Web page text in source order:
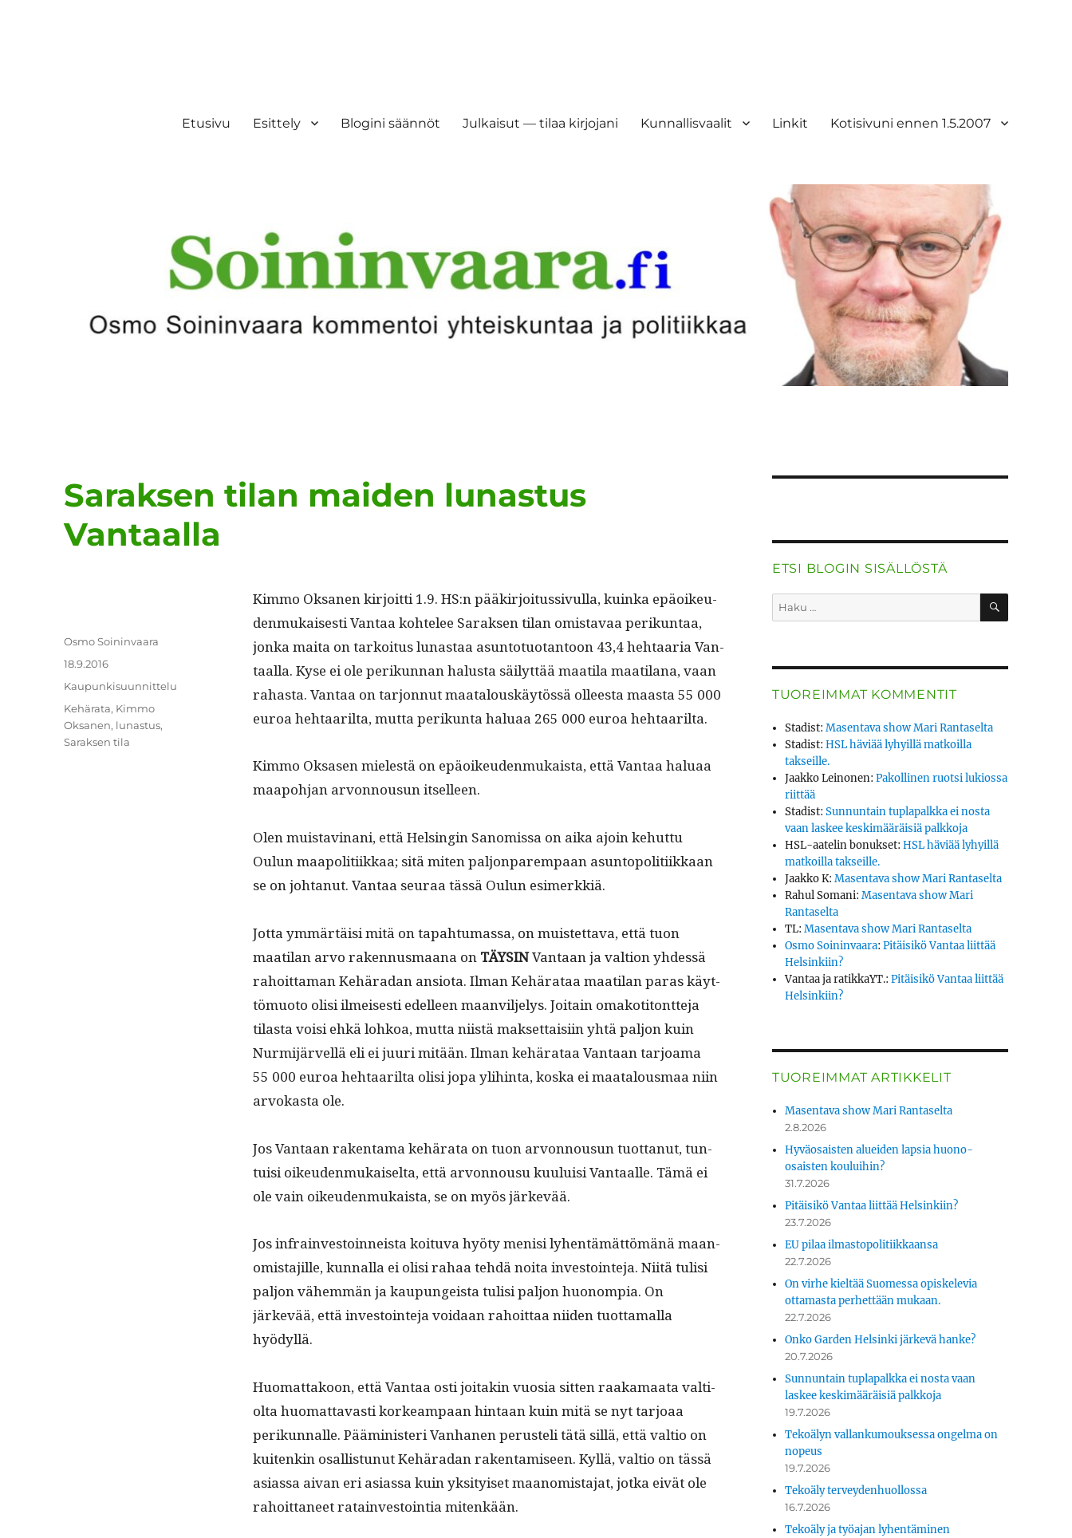
Etusivu Esittely Blogini säännöt Julkaisut — tilaa kirjojani Kunnallisvaalit Linkit Kotisivuni ennen 1.5.2007
Saraksen tilan maiden lunastus
Vantaalla
Kim­mo Oksa­nen kir­joit­ti 1.9. HS:n pääkir­joi­tus­sivul­la, kuin­ka epäoikeu­
den­mukaises­ti Van­taa kohtelee Sarak­sen tilan omis­tavaa perikun­taa,
jon­ka mai­ta on tarkoi­tus lunas­taa asun­to­tuotan­toon 43,4 hehtaaria Van­
taal­la. Kyse ei ole perikun­nan halus­ta säi­lyt­tää maati­la maati­lana, vaan
rahas­ta. Van­taa on tar­jon­nut maat­alouskäytössä olleesta maas­ta 55 000
euroa hehtaar­il­ta, mut­ta perikun­ta halu­aa 265 000 euroa hehtaarilta.
Kim­mo Oksasen mielestä on epäoikeu­den­mukaista, että Van­taa halu­aa
maapo­h­jan arvon­nousun itselleen.
Olen muis­tavinani, että Helsin­gin Sanomis­sa on aika ajoin kehut­tu
Oulun maapoli­ti­ikkaa; sitä miten paljon­parem­paan asun­topoli­ti­ikkaan
se on johtanut. Van­taa seu­raa tässä Oulun esimerkkiä.
Jot­ta ymmärtäisi mitä on tapah­tu­mas­sa, on muis­tet­ta­va, että tuon
maati­lan arvo raken­nus­maana on TÄYSINVan­taan ja val­tion yhdessä
rahoit­ta­man Kehäradan ansio­ta. Ilman Kehärataa maati­lan paras käyt­
tö­muo­to olisi ilmeis­es­ti edelleen maanvil­jelys. Joitain omakoti­tont­te­ja
tilas­ta voisi ehkä lohkoa, mut­ta niistä mak­set­taisi­in yhtä paljon kuin
Nur­mi­järvel­lä eli ei juuri mitään. Ilman kehärataa Van­taan tar­joa­ma
55 000 euroa hehtaar­il­ta olisi jopa yli­hin­ta, kos­ka ei maat­alous­maa niin
arvokas­ta ole.
Jos Van­taan rak­en­ta­ma kehära­ta on tuon arvon­nousun tuot­tanut, tun­
tu­isi oikeu­den­mukaiselta, että arvon­nousu kuu­luisi Van­taalle. Tämä ei
ole vain oikeu­den­mukaista, se on myös järkevää.
Jos infrain­vestoin­neista koitu­va hyö­ty menisi lyhen­tämät­tömänä maan­
omis­ta­jille, kun­nal­la ei olisi rahaa tehdä noi­ta investoin­te­ja. Niitä tulisi
paljon vähem­män ja kaupungeista tulisi paljon huonom­pia. On
järkevää, että investoin­te­ja voidaan rahoit­taa niiden tuot­ta­mal­la
hyödyllä.
Huo­mat­takoon, että Van­taa osti joitakin vuosia sit­ten raaka­maa­ta val­ti­
ol­ta huo­mat­tavasti korkeam­paan hin­taan kuin mitä se nyt tar­joaa
perikun­nalle. Päämin­is­teri Van­hanen perusteli tätä sil­lä, että val­tio on
kuitenkin osal­lis­tunut Kehäradan rak­en­tamiseen. Kyl­lä, val­tio on tässä
asi­as­sa aivan eri asi­as­sa kuin yksi­tyiset maan­omis­ta­jat, jot­ka eivät ole
rahoit­ta­neet ratain­vestoin­tia mitenkään.
Kirjoittaja
Osmo Soininvaara
Julkaistu
18.9.2016
Kategoriat
Kaupunkisuunnittelu
Avainsanat
Kehärata, Kimmo
Oksanen, lunastus,
Saraksen tila
ETSI BLOGIN SISÄLLÖSTÄ
Etsi: HAKU
TUOREIMMAT KOMMENTIT
Stadist:Masentava show Mari Rantaselta
Stadist:HSL häviää lyhyillä matkoilla
takseille.
Jaakko Leinonen:Pakollinen ruotsi lukiossa
riittää
Stadist:Sunnuntain tuplapalkka ei nosta
vaan laskee keskimääräisiä palkkoja
HSL-aatelin bonukset:HSL häviää lyhyillä
matkoilla takseille.
Jaakko K:Masentava show Mari Rantaselta
Rahul Somani:Masentava show Mari
Rantaselta
TL:Masentava show Mari Rantaselta
Osmo Soininvaara:Pitäisikö Vantaa liittää
Helsinkiin?
Vantaa ja ratikkaYT.:Pitäisikö Vantaa liittää
Helsinkiin?
TUOREIMMAT ARTIKKELIT
Masentava show Mari Rantaselta
2.8.2026
Hyväosaisten alueiden lapsia huono-
osaisten kouluihin?
31.7.2026
Pitäisikö Vantaa liittää Helsinkiin?
23.7.2026
EU pilaa ilmastopolitiikkaansa
22.7.2026
On virhe kieltää Suomessa opiskelevia
ottamasta perhettään mukaan.
22.7.2026
Onko Garden Helsinki järkevä hanke?
20.7.2026
Sunnuntain tuplapalkka ei nosta vaan
laskee keskimääräisiä palkkoja
19.7.2026
Tekoälyn vallankumouksessa ongelma on
nopeus
19.7.2026
Tekoäly terveydenhuollossa
16.7.2026
Tekoäly ja työajan lyhentäminen